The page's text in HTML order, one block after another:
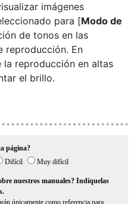
imágenes
para [Modo de
de tonos en las
reproducción. En
reproducción en altas
el brillo.